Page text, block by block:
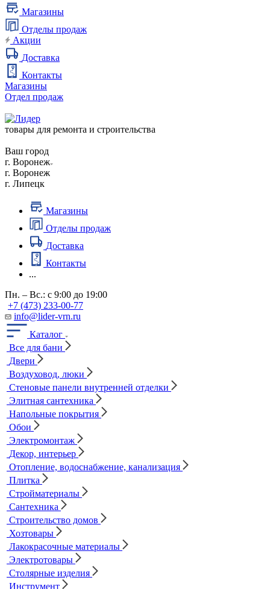
Магазины
Отделы продаж
Акции
Доставка
Контакты
Магазины
Отдел продаж
товары для ремонта и строительства
Ваш город
г. Воронеж
г. Воронеж
г. Липецк
Магазины
Отделы продаж
Доставка
Контакты
...
Пн. – Вс.: с 9:00 до 19:00
+7 (473) 233-00-77
info@lider-vrn.ru
Каталог
Все для бани
Двери
Воздуховод, люки
Стеновые панели внутренней отделки
Элитная сантехника
Напольные покрытия
Обои
Электромонтаж
Декор, интерьер
Отопление, водоснабжение, канализация
Плитка
Стройматериалы
Сантехника
Строительство домов
Хозтовары
Лакокрасочные материалы
Электротовары
Столярные изделия
Инструмент